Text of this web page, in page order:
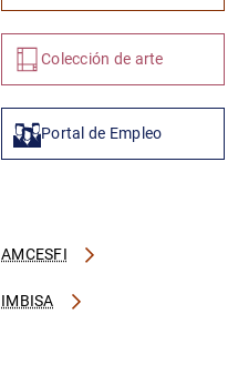
Colección de arte
Portal de Empleo
AMCESFI
IMBISA